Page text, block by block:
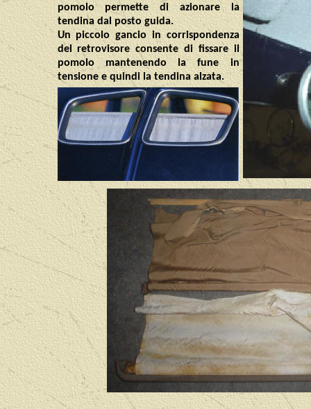
pomolo permette di azionare la
tendina dal posto guida.
Un piccolo gancio in corrispondenza
del retrovisore consente di fissare il
pomolo mantenendo la fune in
tensione e quindi la tendina alzata.